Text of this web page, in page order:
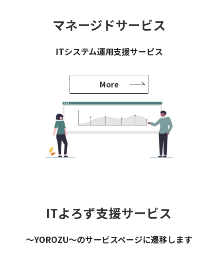
マネージドサービス
ITシステム運用支援サービス
More
ITよろず支援サービス
～YOROZU～のサービスページに遷移します